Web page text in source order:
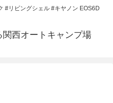
#リビングシェル #キヤノン EOS6D
西オートキャンプ場